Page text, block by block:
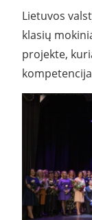
Lietuvos
klasių
projekte,